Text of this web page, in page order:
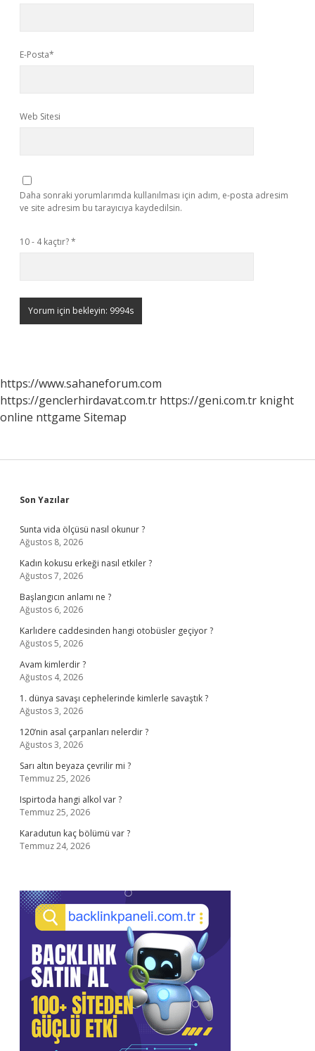
E-Posta*
Web Sitesi
Daha sonraki yorumlarımda kullanılması için adım, e-posta adresim
ve site adresim bu tarayıcıya kaydedilsin.
10 - 4 kaçtır?*
https://www.sahaneforum.com
https://genclerhirdavat.com.tr https://geni.com.tr knight
online nttgame Sitemap
Sidebar
Son Yazılar
Sunta vida ölçüsü nasıl okunur ?
Ağustos 8, 2026
Kadın kokusu erkeği nasıl etkiler ?
Ağustos 7, 2026
Başlangıcın anlamı ne ?
Ağustos 6, 2026
Karlıdere caddesinden hangi otobüsler geçiyor ?
Ağustos 5, 2026
Avam kimlerdir ?
Ağustos 4, 2026
1. dünya savaşı cephelerinde kimlerle savaştık ?
Ağustos 3, 2026
120’nin asal çarpanları nelerdir ?
Ağustos 3, 2026
Sarı altın beyaza çevrilir mi ?
Temmuz 25, 2026
Ispirtoda hangi alkol var ?
Temmuz 25, 2026
Karadutun kaç bölümü var ?
Temmuz 24, 2026